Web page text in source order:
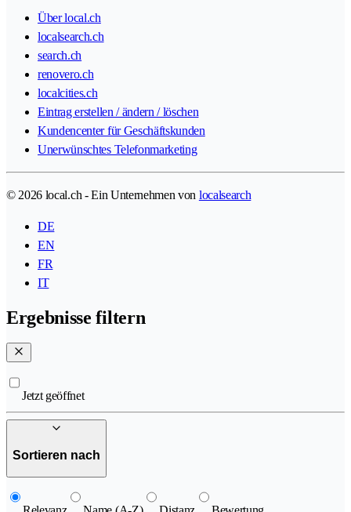
Über local.ch
localsearch.ch
search.ch
renovero.ch
localcities.ch
Eintrag erstellen / ändern / löschen
Kundencenter für Geschäftskunden
Unerwünschtes Telefonmarketing
© 2026 local.ch - Ein Unternehmen von localsearch
DE
EN
FR
IT
Ergebnisse filtern
Jetzt geöffnet
Sortieren nach